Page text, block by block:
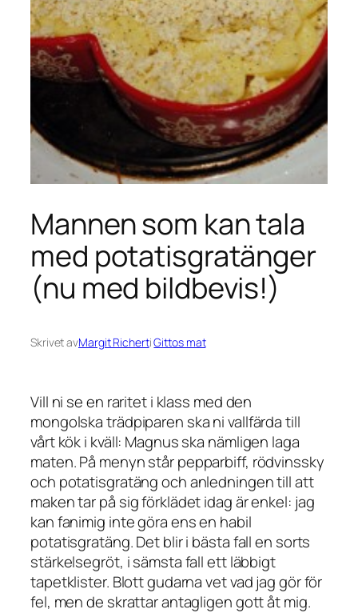
Mannen som kan tala
med potatisgratänger
(nu med bildbevis!)
Skrivet avMargit RichertiGittos mat
Vill ni se en raritet i klass med den
mongolska trädpiparen ska ni vallfärda till
vårt kök i kväll: Magnus ska nämligen laga
maten. På menyn står pepparbiff, rödvinssky
och potatisgratäng och anledningen till att
maken tar på sig förklädet idag är enkel: jag
kan fanimig inte göra ens en habil
potatisgratäng. Det blir i bästa fall en sorts
stärkelsegröt, i sämsta fall ett läbbigt
tapetklister. Blott gudarna vet vad jag gör för
fel, men de skrattar antagligen gott åt mig.